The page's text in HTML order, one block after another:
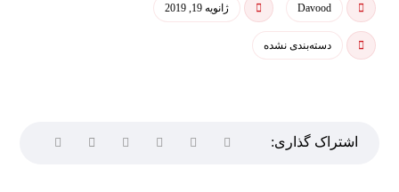
Davood ژانویه 19, 2019
دسته‌بندی نشده